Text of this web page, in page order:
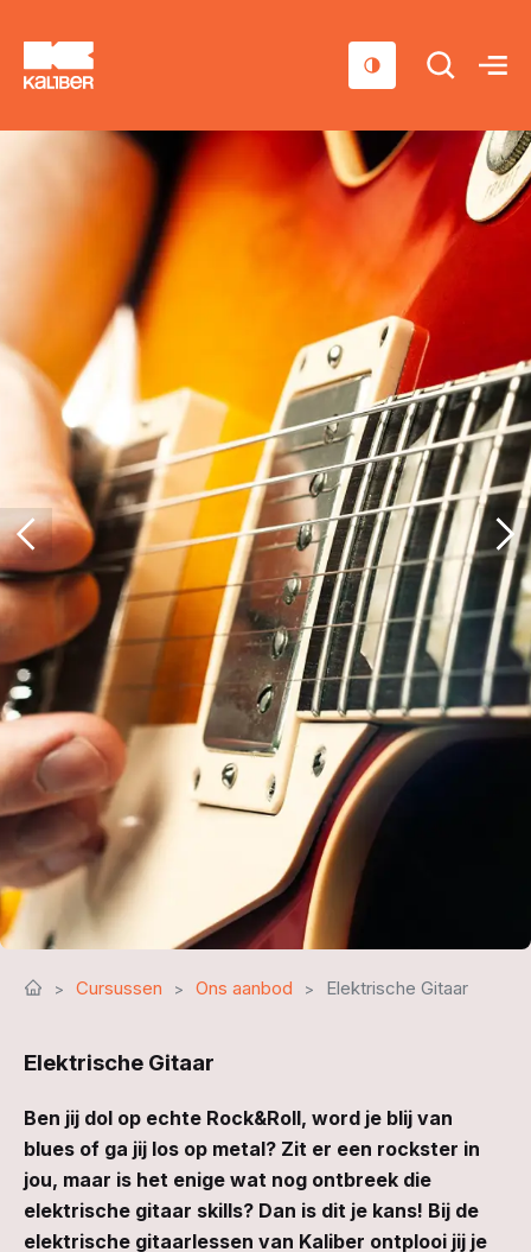
Cursussen
Sociaal domein
Nieuws & Agenda
Contact
Cursussen Ons aanbod Elektrische Gitaar
Elektrische Gitaar
Ben jij dol op echte Rock&Roll, word je blij van
blues of ga jij los op metal? Zit er een rockster in
jou, maar is het enige wat nog ontbreek die
elektrische gitaar skills? Dan is dit je kans! Bij de
elektrische gitaarlessen van Kaliber ontplooi jij je